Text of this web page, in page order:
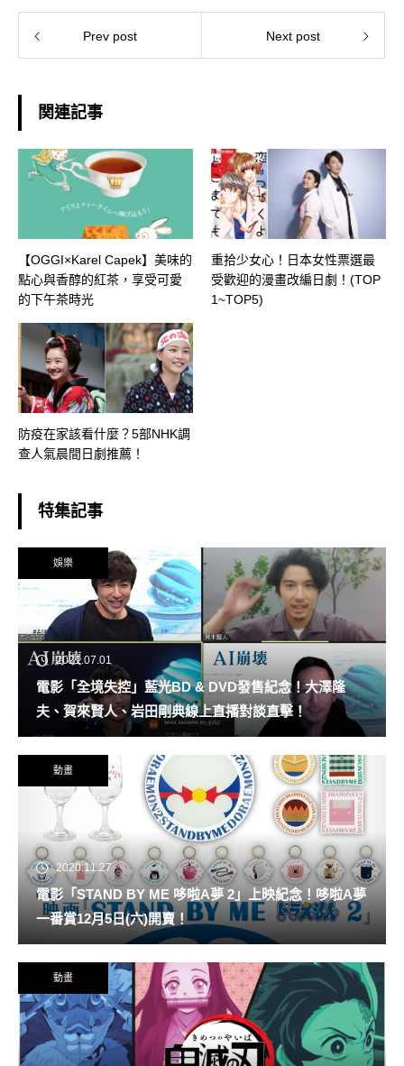
Prev post Next post
関連記事
【OGGI×Karel Capek】美味的
點心與香醇的紅茶，享受可愛
的下午茶時光
重拾少女心！日本女性票選最
受歡迎的漫畫改編日劇！(TOP
1~TOP5)
防疫在家該看什麼？5部NHK調
查人氣晨間日劇推薦！
特集記事
娛樂
2021.07.01
電影「全境失控」藍光BD & DVD發售紀念！大澤隆
夫、賀來賢人、岩田剛典線上直播對談直擊！
動畫
2020.11.27
電影「STAND BY ME 哆啦A夢 2」上映紀念！哆啦A夢
一番賞12月5日(六)開賣！
動畫